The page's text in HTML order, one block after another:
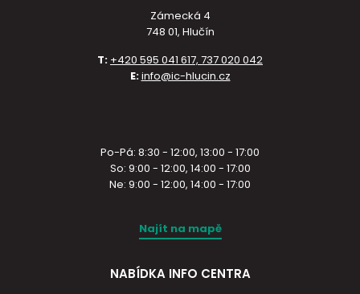
Zámecká 4
748 01, Hlučín
T: +420 595 041 617, 737 020 042
E:info@ic-hlucin.cz
Po-Pá: 8:30 - 12:00, 13:00 - 17:00
So: 9:00 - 12:00, 14:00 - 17:00
Ne: 9:00 - 12:00, 14:00 - 17:00
Najít na mapě
NABÍDKA INFO CENTRA